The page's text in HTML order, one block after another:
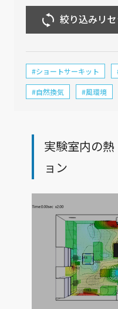
絞り込みリ
#ショートサーキット
#自然換気 #風環境
実験室内の
ョン